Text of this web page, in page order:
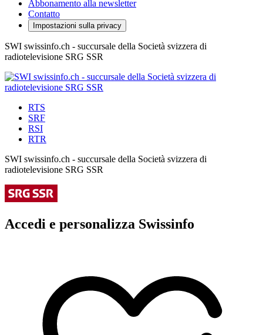
Abbonamento alla newsletter
Contatto
Impostazioni sulla privacy
SWI swissinfo.ch - succursale della Società svizzera di
radiotelevisione SRG SSR
RTS
SRF
RSI
RTR
SWI swissinfo.ch - succursale della Società svizzera di
radiotelevisione SRG SSR
Accedi e personalizza Swissinfo